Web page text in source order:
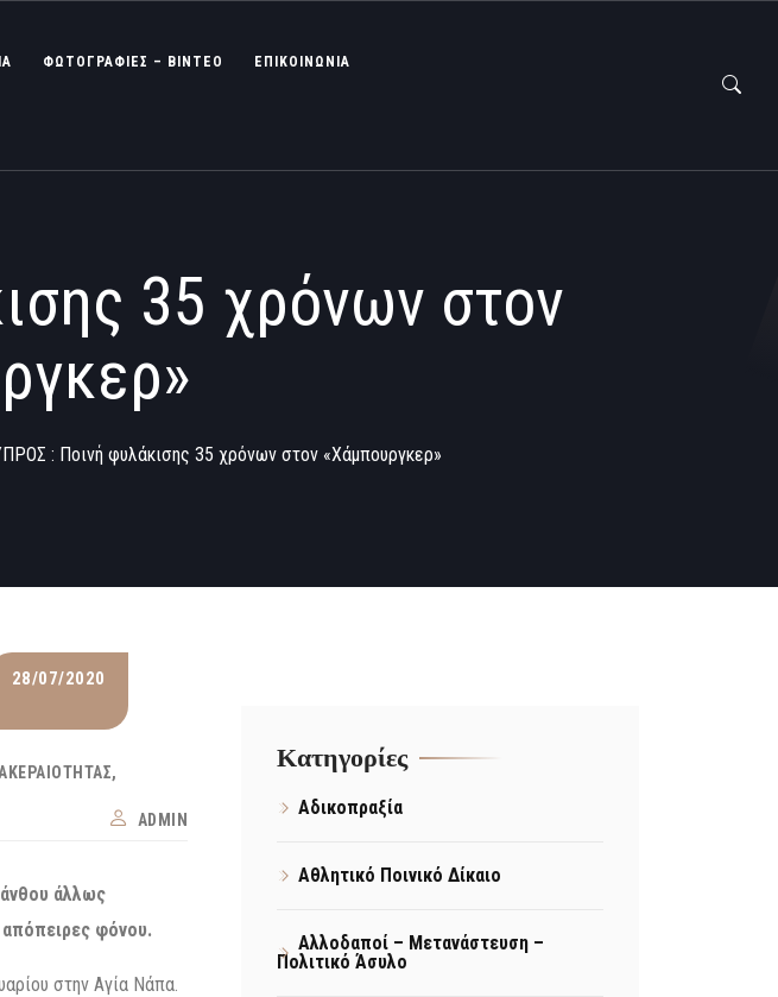
ΦΩΤΟΓΡΑΦΊΕΣ – ΒΊΝΤΕΟ ΕΠΙΚΟΙΝΩΝΙΑ
35 χρόνων στον
: Ποινή φυλάκισης 35 χρόνων στον «Χάμπουργκερ»
28/07/2020
ADMIN
άλλως
φόνου.
στην Αγία Νάπα.
Kατηγορίες
Αδικοπραξία
Αθλητικό Ποινικό Δίκαιο
Αλλοδαποί – Μετανάστευση –
Πολιτικό Άσυλο